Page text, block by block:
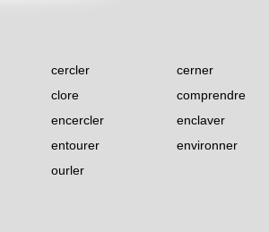
cercler
cerner
clore
comprendre
encercler
enclaver
entourer
environner
ourler